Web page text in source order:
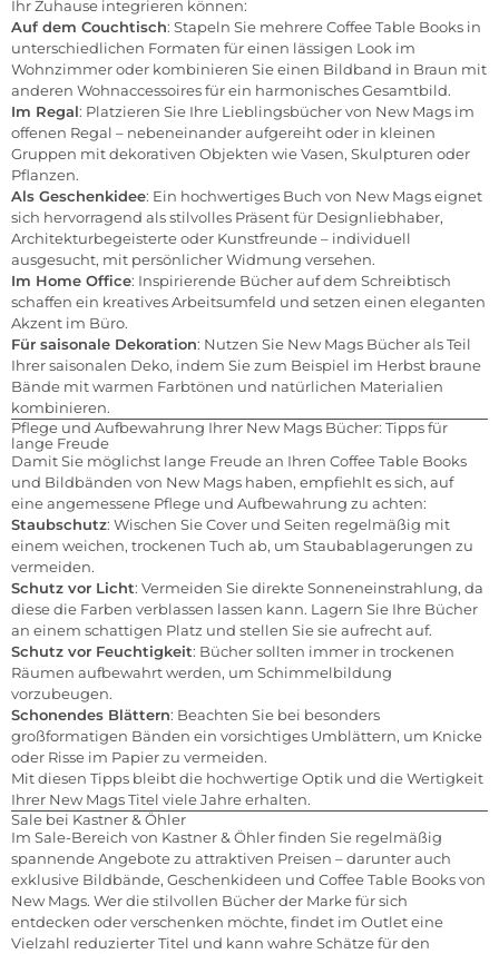
Ihr Zuhause integrieren können:
Auf dem Couchtisch: Stapeln Sie mehrere Coffee Table Books in
unterschiedlichen Formaten für einen lässigen Look im
Wohnzimmer oder kombinieren Sie einen Bildband in Braun mit
anderen Wohnaccessoires für ein harmonisches Gesamtbild.
Im Regal: Platzieren Sie Ihre Lieblingsbücher von New Mags im
offenen Regal – nebeneinander aufgereiht oder in kleinen
Gruppen mit dekorativen Objekten wie Vasen, Skulpturen oder
Pflanzen.
Als Geschenkidee: Ein hochwertiges Buch von New Mags eignet
sich hervorragend als stilvolles Präsent für Designliebhaber,
Architekturbegeisterte oder Kunstfreunde – individuell
ausgesucht, mit persönlicher Widmung versehen.
Im Home Office: Inspirierende Bücher auf dem Schreibtisch
schaffen ein kreatives Arbeitsumfeld und setzen einen eleganten
Akzent im Büro.
Für saisonale Dekoration: Nutzen Sie New Mags Bücher als Teil
Ihrer saisonalen Deko, indem Sie zum Beispiel im Herbst braune
Bände mit warmen Farbtönen und natürlichen Materialien
kombinieren.
Pflege und Aufbewahrung Ihrer New Mags Bücher: Tipps für
lange Freude
Damit Sie möglichst lange Freude an Ihren Coffee Table Books
und Bildbänden von New Mags haben, empfiehlt es sich, auf
eine angemessene Pflege und Aufbewahrung zu achten:
Staubschutz: Wischen Sie Cover und Seiten regelmäßig mit
einem weichen, trockenen Tuch ab, um Staubablagerungen zu
vermeiden.
Schutz vor Licht: Vermeiden Sie direkte Sonneneinstrahlung, da
diese die Farben verblassen lassen kann. Lagern Sie Ihre Bücher
an einem schattigen Platz und stellen Sie sie aufrecht auf.
Schutz vor Feuchtigkeit: Bücher sollten immer in trockenen
Räumen aufbewahrt werden, um Schimmelbildung
vorzubeugen.
Schonendes Blättern: Beachten Sie bei besonders
großformatigen Bänden ein vorsichtiges Umblättern, um Knicke
oder Risse im Papier zu vermeiden.
Mit diesen Tipps bleibt die hochwertige Optik und die Wertigkeit
Ihrer New Mags Titel viele Jahre erhalten.
Sale bei Kastner & Öhler
Im Sale-Bereich von Kastner & Öhler finden Sie regelmäßig
spannende Angebote zu attraktiven Preisen – darunter auch
exklusive Bildbände, Geschenkideen und Coffee Table Books von
New Mags. Wer die stilvollen Bücher der Marke für sich
entdecken oder verschenken möchte, findet im Outlet eine
Vielzahl reduzierter Titel und kann wahre Schätze für den